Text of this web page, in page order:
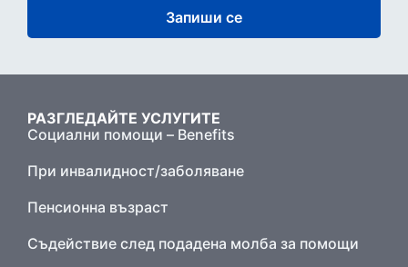
Запиши се
РАЗГЛЕДАЙТЕ УСЛУГИТЕ
Социални помощи – Benefits
При инвалидност/заболяване
Пенсионна възраст
Съдействие след подадена молба за помощи